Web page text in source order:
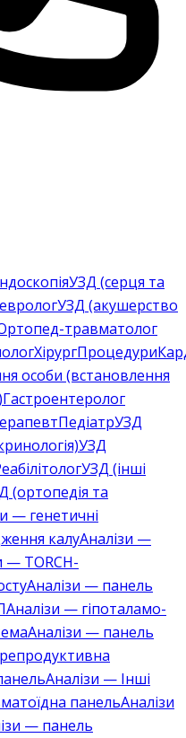
УЗД (серця та
УЗД (акушерство
травматолог
ХірургПроцедури
особи (встановлення
Гастроентеролог
ПедіатрУЗД
УЗД
УЗД (інші
(ортопедія та
— генетичні
калуАналізи —
— TORCH-
Аналізи — панель
Аналізи — гіпоталамо-
Аналізи — панель
Аналізи — Інші
панельАналізи
— панель